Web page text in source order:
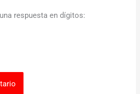
respuesta en dígitos: